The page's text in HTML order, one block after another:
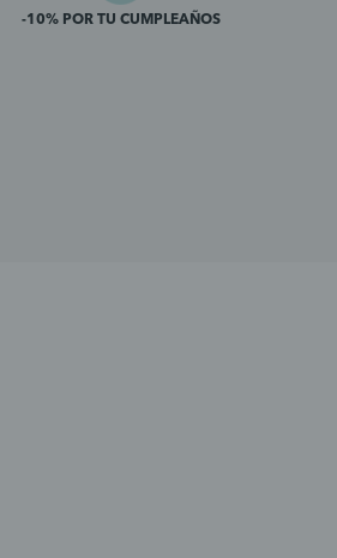
-10% POR TU CUMPLEAÑOS